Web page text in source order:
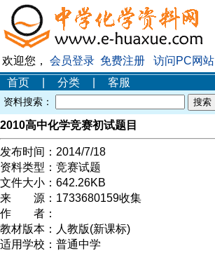
欢迎您， 会员登录 免费注册
访问PC网站
首页
分类 客服
资料搜索：
2010高中化学竞赛初试题目
发布时间： 2014/7/18
资料类型： 竞赛试题
文件大小： 642.26KB
来 源： 1733680159收集
作 者：
教材版本： 人教版(新课标)
适用学校： 普通中学